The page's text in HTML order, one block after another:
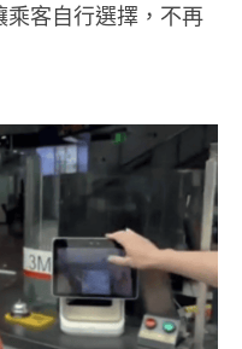
客自行選擇，不再